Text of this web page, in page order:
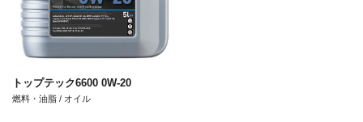
トップテック6600 0W-20
燃料・油脂 / オイル